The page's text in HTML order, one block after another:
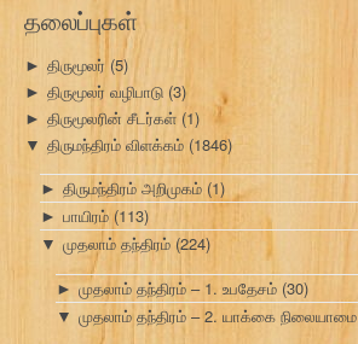
தலைப்புகள்
► திருமூலர்(5)
► திருமூலர் வழிபாடு (3)
► திருமூலரின் சீடர்கள் (1)
▼ திருமந்திரம் விளக்கம் (1846)
► திருமந்திரம் அறிமுகம் (1)
► பாயிரம் (113)
▼ முதலாம் தந்திரம் (224)
► முதலாம் தந்திரம் – 1. உபதேசம் (30)
▼ முதலாம் தந்திரம் – 2. யாக்கை நிலையாமை